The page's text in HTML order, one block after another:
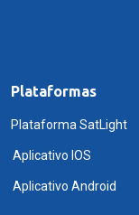
Plataformas
Plataforma SatLight
Aplicativo IOS
Aplicativo Android